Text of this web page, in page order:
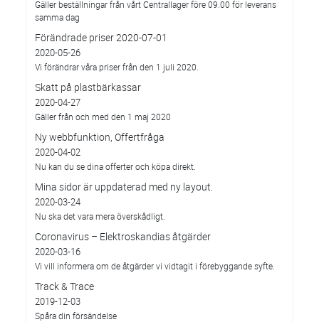
Gäller beställningar från vårt Centrallager före 09.00 för leverans
samma dag
Förändrade priser 2020-07-01
2020-05-26
Vi förändrar våra priser från den 1 juli 2020.
Skatt på plastbärkassar
2020-04-27
Gäller från och med den 1 maj 2020
Ny webbfunktion, Offertfråga
2020-04-02
Nu kan du se dina offerter och köpa direkt.
Mina sidor är uppdaterad med ny layout.
2020-03-24
Nu ska det vara mera överskådligt.
Coronavirus – Elektroskandias åtgärder
2020-03-16
Vi vill informera om de åtgärder vi vidtagit i förebyggande syfte.
Track & Trace
2019-12-03
Spåra din försändelse